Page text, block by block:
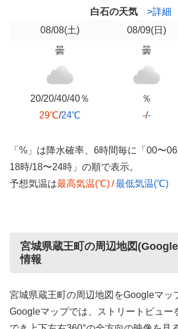
白石の天気
>詳細
08/08(土) 08/09(日)
曇
20/20/40/40％
29℃/24℃
曇
％
-/-
「%」は降水確率、6時間毎に「00〜
18時/18〜24時」の順で表示。
予想気温は最高気温(℃)/最低気温(℃)
宮城県蔵王町の周辺地図
情報
宮城県蔵王町の周辺地図をGoogleマッ
Googleマップでは、ストリートビュー